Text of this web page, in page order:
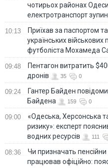
чотирьох районах Одеси
електротранспорт
10:13
Приїхав за паспортом
українських військових
футболіста Мохамеда
09:48
Пентагон витратить
дронів
35 0
09:24
Гантер Байден
Байдена
159 0
09:00
«Одеська, Херсонська
ризику»: експерт
водних ресурсів
111
08:36
Чи призначать
працював офіційно: